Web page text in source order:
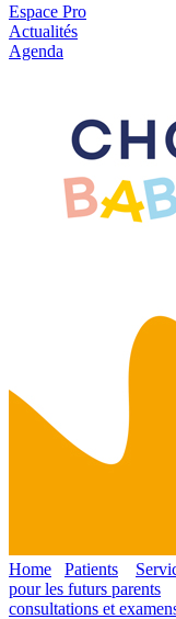
Espace Pro
Actualités
Agenda
Home Patients
pour les futurs parents
consultations et